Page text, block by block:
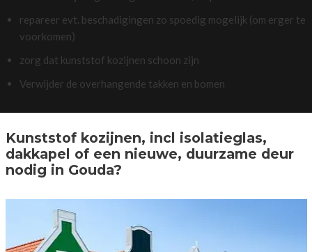
repareer evt. beschadigingen zo spoedig mogelijk (om erger te
voorkomen)
zorg dat kunststof kozijnen schoon zijn
Verwijder de overhangende takken en bomen
Kunststof kozijnen, incl isolatieglas,
dakkapel of een nieuwe, duurzame deur
nodig in Gouda?